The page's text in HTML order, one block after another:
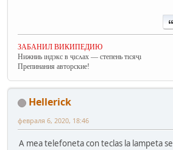
ЗАБАНИЛ ВИКИПЕДИЮ
Нижниь ıндэкс в ҷıсʌах — степень тıсяҷı
Препинания авторские!
Hellerick
февраля 6, 2020, 18:46
A mea telefoneta con teclas la lampeta